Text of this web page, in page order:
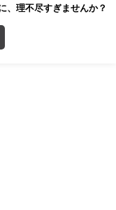
、理不尽すぎませんか？